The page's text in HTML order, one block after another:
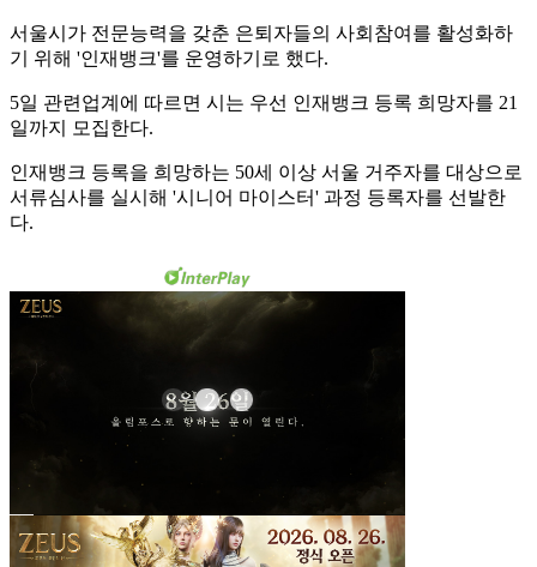
서울시가 전문능력을 갖춘 은퇴자들의 사회참여를 활성화하
기 위해 '인재뱅크'를 운영하기로 했다.
5일 관련업계에 따르면 시는 우선 인재뱅크 등록 희망자를 21
일까지 모집한다.
인재뱅크 등록을 희망하는 50세 이상 서울 거주자를 대상으로
서류심사를 실시해 '시니어 마이스터' 과정 등록자를 선발한
다.